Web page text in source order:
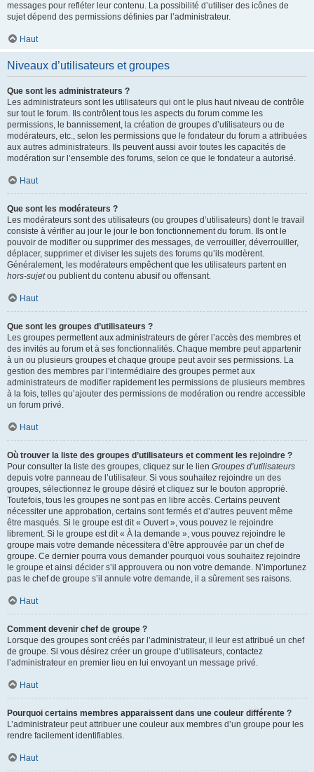
messages pour refléter leur contenu. La possibilité d’utiliser des icônes de
sujet dépend des permissions définies par l’administrateur.
Haut
Niveaux d’utilisateurs et groupes
Que sont les administrateurs ?
Les administrateurs sont les utilisateurs qui ont le plus haut niveau de contrôle
sur tout le forum. Ils contrôlent tous les aspects du forum comme les
permissions, le bannissement, la création de groupes d’utilisateurs ou de
modérateurs, etc., selon les permissions que le fondateur du forum a attribuées
aux autres administrateurs. Ils peuvent aussi avoir toutes les capacités de
modération sur l’ensemble des forums, selon ce que le fondateur a autorisé.
Haut
Que sont les modérateurs ?
Les modérateurs sont des utilisateurs (ou groupes d’utilisateurs) dont le travail
consiste à vérifier au jour le jour le bon fonctionnement du forum. Ils ont le
pouvoir de modifier ou supprimer des messages, de verrouiller, déverrouiller,
déplacer, supprimer et diviser les sujets des forums qu’ils modèrent.
Généralement, les modérateurs empêchent que les utilisateurs partent en
hors-sujetou publient du contenu abusif ou offensant.
Haut
Que sont les groupes d’utilisateurs ?
Les groupes permettent aux administrateurs de gérer l’accès des membres et
des invités au forum et à ses fonctionnalités. Chaque membre peut appartenir
à un ou plusieurs groupes et chaque groupe peut avoir ses permissions. La
gestion des membres par l’intermédiaire des groupes permet aux
administrateurs de modifier rapidement les permissions de plusieurs membres
à la fois, telles qu’ajouter des permissions de modération ou rendre accessible
un forum privé.
Haut
Où trouver la liste des groupes d’utilisateurs et comment les rejoindre ?
Pour consulter la liste des groupes, cliquez sur le lien Groupes d’utilisateurs
depuis votre panneau de l’utilisateur. Si vous souhaitez rejoindre un des
groupes, sélectionnez le groupe désiré et cliquez sur le bouton approprié.
Toutefois, tous les groupes ne sont pas en libre accès. Certains peuvent
nécessiter une approbation, certains sont fermés et d’autres peuvent même
être masqués. Si le groupe est dit « Ouvert », vous pouvez le rejoindre
librement. Si le groupe est dit « À la demande », vous pouvez rejoindre le
groupe mais votre demande nécessitera d’être approuvée par un chef de
groupe. Ce dernier pourra vous demander pourquoi vous souhaitez rejoindre
le groupe et ainsi décider s’il approuvera ou non votre demande. N’importunez
pas le chef de groupe s’il annule votre demande, il a sûrement ses raisons.
Haut
Comment devenir chef de groupe ?
Lorsque des groupes sont créés par l’administrateur, il leur est attribué un chef
de groupe. Si vous désirez créer un groupe d’utilisateurs, contactez
l’administrateur en premier lieu en lui envoyant un message privé.
Haut
Pourquoi certains membres apparaissent dans une couleur différente ?
L’administrateur peut attribuer une couleur aux membres d’un groupe pour les
rendre facilement identifiables.
Haut